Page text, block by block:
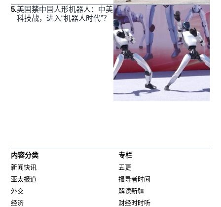
5.美国禁中国人形机器人：中美
科技战，进入“机器人时代”？
内容分类
新闻快讯
亚太报道
外交
经济
专栏
五更
报导者时间
解读新疆
财经时时听